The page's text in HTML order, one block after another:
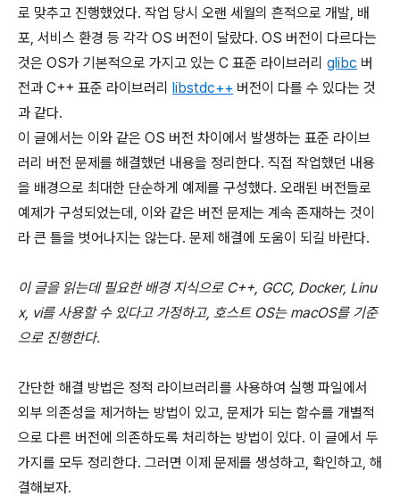
로 맞추고 진행했었다. 작업 당시 오랜 세월의 흔적으로 개발, 배
포, 서비스 환경 등 각각 OS 버전이 달랐다. OS 버전이 다르다는
것은 OS가 기본적으로 가지고 있는 C 표준 라이브러리 glibc 버
전과 C++ 표준 라이브러리 libstdc++ 버전이 다를 수 있다는 것
과 같다.
이 글에서는 이와 같은 OS 버전 차이에서 발생하는 표준 라이브
러리 버전 문제를 해결했던 내용을 정리한다. 직접 작업했던 내용
을 배경으로 최대한 단순하게 예제를 구성했다. 오래된 버전들로
예제가 구성되었는데, 이와 같은 버전 문제는 계속 존재하는 것이
라 큰 틀을 벗어나지는 않는다. 문제 해결에 도움이 되길 바란다.
이 글을 읽는데 필요한 배경 지식으로 C++, GCC, Docker, Linu
x, vi를 사용할 수 있다고 가정하고, 호스트 OS는 macOS를 기준
으로 진행한다.
간단한 해결 방법은 정적 라이브러리를 사용하여 실행 파일에서
외부 의존성을 제거하는 방법이 있고, 문제가 되는 함수를 개별적
으로 다른 버전에 의존하도록 처리하는 방법이 있다. 이 글에서 두
가지를 모두 정리한다. 그러면 이제 문제를 생성하고, 확인하고, 해
결해보자.